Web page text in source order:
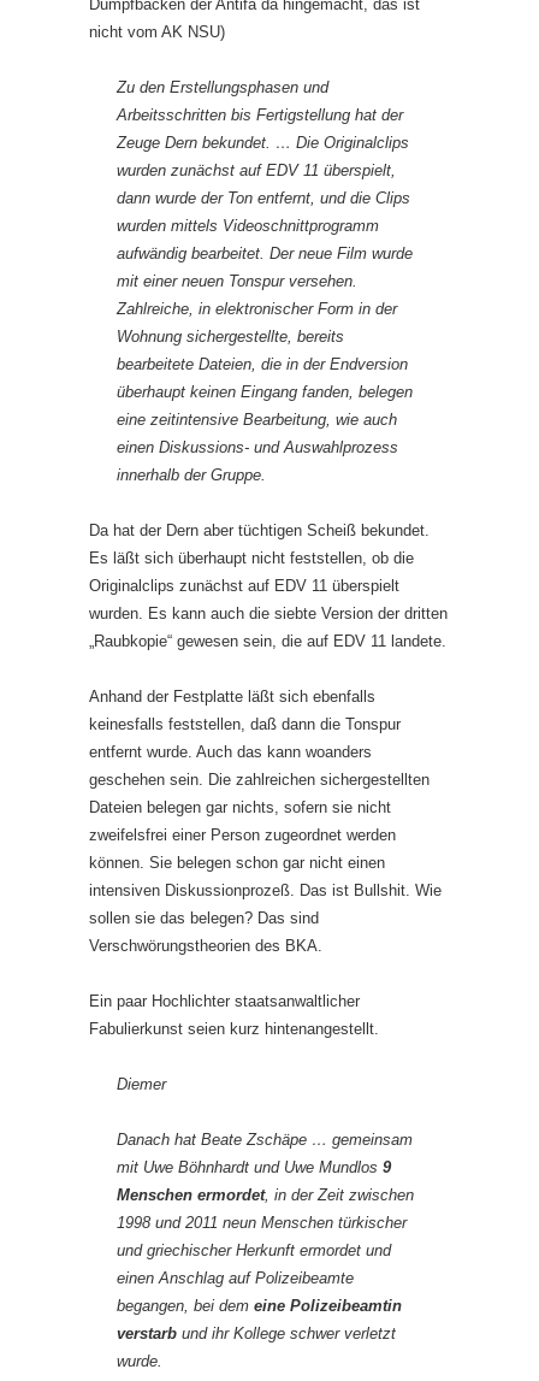
Dumpfbacken der Antifa da hingemacht, das ist
nicht vom AK NSU)
Zu den Erstellungsphasen und
Arbeitsschritten bis Fertigstellung hat der
Zeuge Dern bekundet. … Die Originalclips
wurden zunächst auf EDV 11 überspielt,
dann wurde der Ton entfernt, und die Clips
wurden mittels Videoschnittprogramm
aufwändig bearbeitet. Der neue Film wurde
mit einer neuen Tonspur versehen.
Zahlreiche, in elektronischer Form in der
Wohnung sichergestellte, bereits
bearbeitete Dateien, die in der Endversion
überhaupt keinen Eingang fanden, belegen
eine zeitintensive Bearbeitung, wie auch
einen Diskussions- und Auswahlprozess
innerhalb der Gruppe.
Da hat der Dern aber tüchtigen Scheiß bekundet.
Es läßt sich überhaupt nicht feststellen, ob die
Originalclips zunächst auf EDV 11 überspielt
wurden. Es kann auch die siebte Version der dritten
„Raubkopie“ gewesen sein, die auf EDV 11 landete.
Anhand der Festplatte läßt sich ebenfalls
keinesfalls feststellen, daß dann die Tonspur
entfernt wurde. Auch das kann woanders
geschehen sein. Die zahlreichen sichergestellten
Dateien belegen gar nichts, sofern sie nicht
zweifelsfrei einer Person zugeordnet werden
können. Sie belegen schon gar nicht einen
intensiven Diskussionprozeß. Das ist Bullshit. Wie
sollen sie das belegen? Das sind
Verschwörungstheorien des BKA.
Ein paar Hochlichter staatsanwaltlicher
Fabulierkunst seien kurz hintenangestellt.
Diemer
Danach hat Beate Zschäpe … gemeinsam
mit Uwe Böhnhardt und Uwe Mundlos 9
Menschen ermordet, in der Zeit zwischen
1998 und 2011 neun Menschen türkischer
und griechischer Herkunft ermordet und
einen Anschlag auf Polizeibeamte
begangen, bei dem eine Polizeibeamtin
verstarb und ihr Kollege schwer verletzt
wurde.